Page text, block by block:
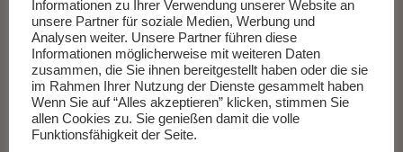
den Alliierten in Europa 1944-1945
Informationen zu Ihrer Verwendung unserer Website an
unsere Partner für soziale Medien, Werbung und
Analysen weiter. Unsere Partner führen diese
Informationen möglicherweise mit weiteren Daten
zusammen, die Sie ihnen bereitgestellt haben oder die sie
im Rahmen Ihrer Nutzung der Dienste gesammelt haben
Wenn Sie auf “Alles akzeptieren” klicken, stimmen Sie
allen Cookies zu. Sie genießen damit die volle
Funktionsfähigkeit der Seite.